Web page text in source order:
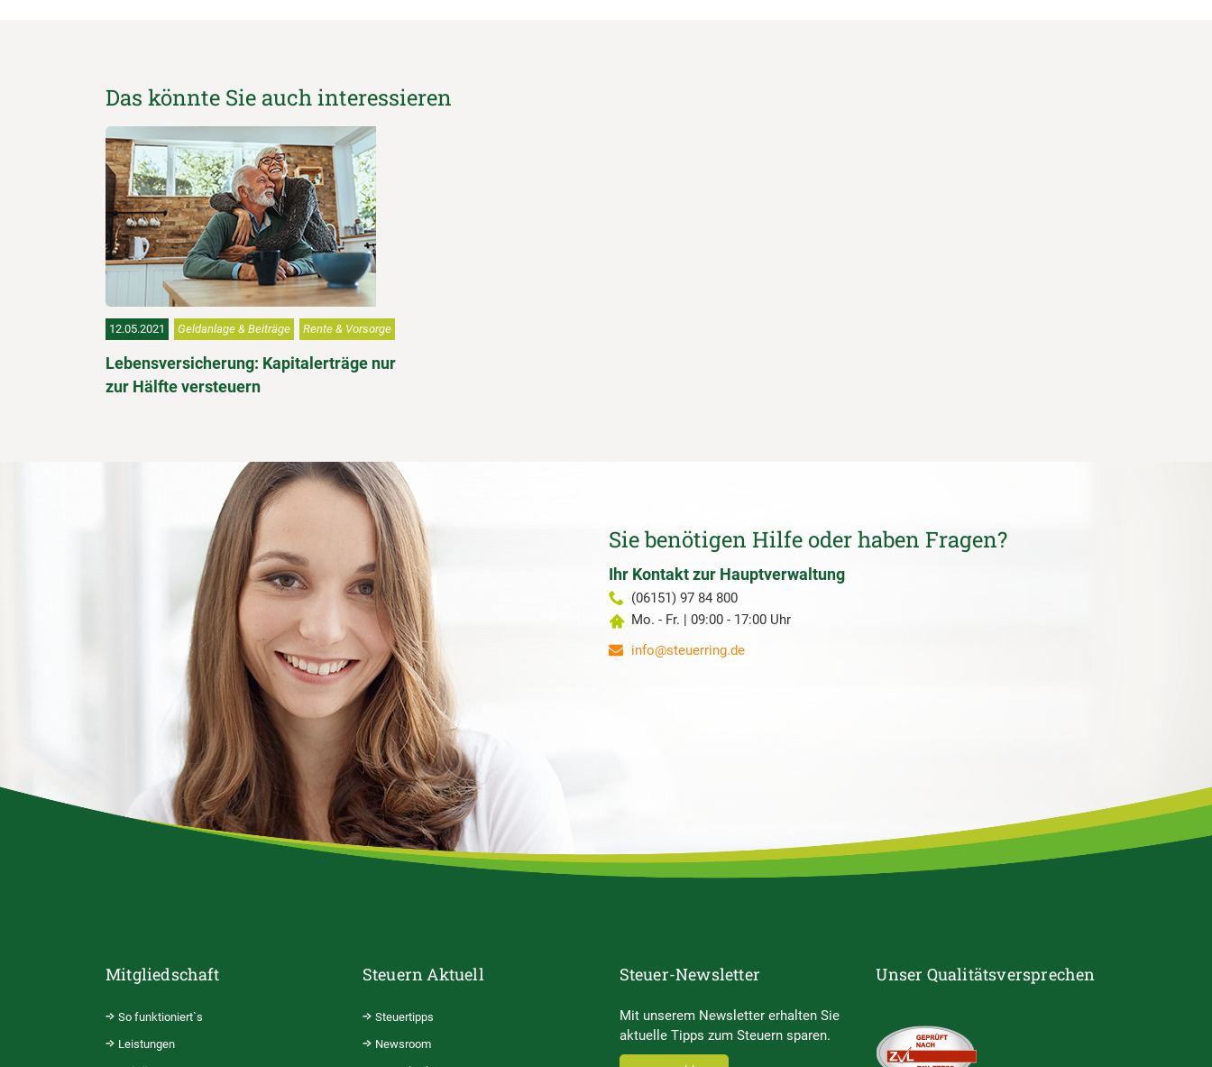
Das könnte Sie auch interessieren
12.05.2021 Geldanlage & Beiträge Rente & Vorsorge
Lebensversicherung: Kapitalerträge nur
zur Hälfte versteuern
Sie benötigen Hilfe oder haben Fragen?
Ihr Kontakt zur Hauptverwaltung
(06151) 97 84 800
Mo. - Fr. | 09:00 - 17:00 Uhr
info@steuerring.de
Mitgliedschaft
So funktioniert`s
Leistungen
Steuern Aktuell
Steuertipps
Newsroom
Steuer-Newsletter
Mit unserem Newsletter erhalten Sie
aktuelle Tipps zum Steuern sparen.
Unser Qualitätsversprechen